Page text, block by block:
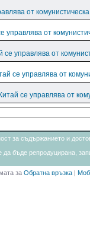
от
управлява от
се управлява от
се управлява от
се управлява от
за съдържанието и
бъде репродуцирана,
за Обратна връзка |